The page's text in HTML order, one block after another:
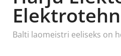
Balti laomeistri eeliseks on